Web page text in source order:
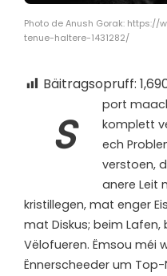
Photo de Anush Gorak:
tenue-haltere-1431282/
Bäitragsopruff:
S
port
komplett
ech
verstoen,
anere Leit
kristillegen, mat enger
mat Diskus; beim
Vëlofueren. Ëmsou méi
Ënnerscheeder um